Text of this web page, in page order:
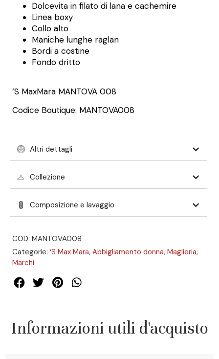
Dolcevita in filato di lana e cachemire
Linea boxy
Collo alto
Maniche lunghe raglan
Bordi a costine
Fondo dritto
‘S MaxMara MANTOVA 008
Codice Boutique: MANTOVA008
Altri dettagli
Collezione
Composizione e lavaggio
COD: MANTOVA008
Categorie: ‘S Max Mara, Abbigliamento donna, Maglieria,
Marchi
Informazioni utili d'acquisto